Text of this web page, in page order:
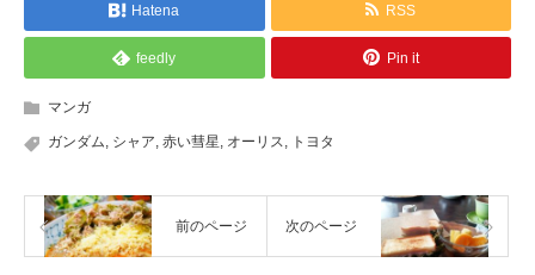
Hatena RSS
feedly Pin it
マンガ
ガンダム シャア 赤い彗星 オーリス トヨタ
前のページ 次のページ